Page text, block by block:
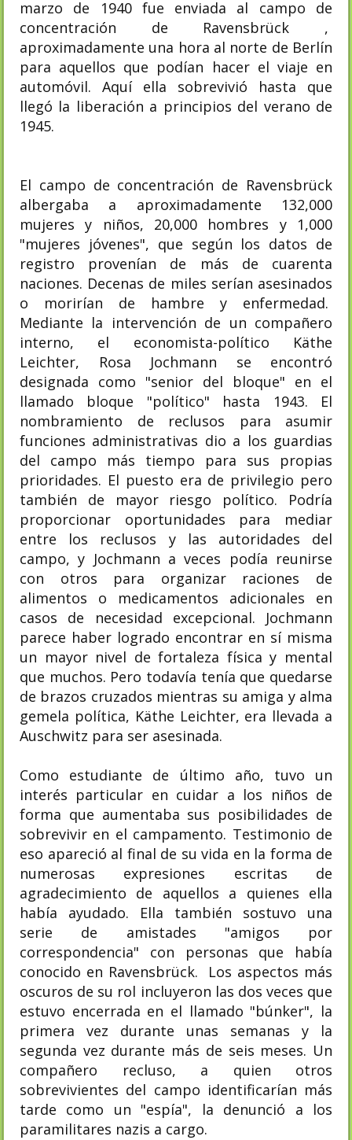
marzo de 1940 fue enviada al campo de
concentración de Ravensbrück ,
aproximadamente una hora al norte de Berlín
para aquellos que podían hacer el viaje en
automóvil. Aquí ella sobrevivió hasta que
llegó la liberación a principios del verano de
1945.
El campo de concentración de Ravensbrück
albergaba a aproximadamente 132,000
mujeres y niños, 20,000 hombres y 1,000
"mujeres jóvenes", que según los datos de
registro provenían de más de cuarenta
naciones. Decenas de miles serían asesinados
o morirían de hambre y enfermedad.
Mediante la intervención de un compañero
interno, el economista-político Käthe
Leichter, Rosa Jochmann se encontró
designada como "senior del bloque" en el
llamado bloque "político" hasta 1943. El
nombramiento de reclusos para asumir
funciones administrativas dio a los guardias
del campo más tiempo para sus propias
prioridades. El puesto era de privilegio pero
también de mayor riesgo político. Podría
proporcionar oportunidades para mediar
entre los reclusos y las autoridades del
campo, y Jochmann a veces podía reunirse
con otros para organizar raciones de
alimentos o medicamentos adicionales en
casos de necesidad excepcional. Jochmann
parece haber logrado encontrar en sí misma
un mayor nivel de fortaleza física y mental
que muchos. Pero todavía tenía que quedarse
de brazos cruzados mientras su amiga y alma
gemela política, Käthe Leichter, era llevada a
Auschwitz para ser asesinada.
Como estudiante de último año, tuvo un
interés particular en cuidar a los niños de
forma que aumentaba sus posibilidades de
sobrevivir en el campamento. Testimonio de
eso apareció al final de su vida en la forma de
numerosas expresiones escritas de
agradecimiento de aquellos a quienes ella
había ayudado. Ella también sostuvo una
serie de amistades "amigos por
correspondencia" con personas que había
conocido en Ravensbrück. Los aspectos más
oscuros de su rol incluyeron las dos veces que
estuvo encerrada en el llamado "búnker", la
primera vez durante unas semanas y la
segunda vez durante más de seis meses. Un
compañero recluso, a quien otros
sobrevivientes del campo identificarían más
tarde como un "espía", la denunció a los
paramilitares nazis a cargo.